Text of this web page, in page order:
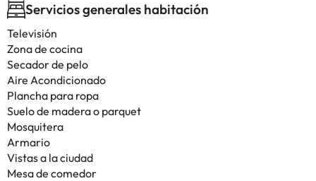
Servicios generales habitación
Televisión
Zona de cocina
Secador de pelo
Aire Acondicionado
Plancha para ropa
Suelo de madera o parquet
Mosquitera
Armario
Vistas a la ciudad
Mesa de comedor